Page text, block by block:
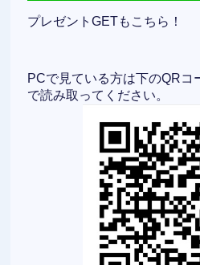
プレゼントGETもこちら！
PCで見ている方は下のQRコ
で読み取ってください。